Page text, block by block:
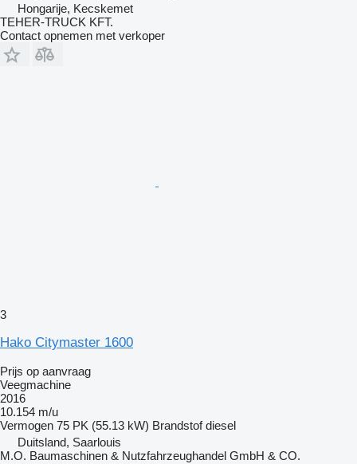
Hongarije, Kecskemet
TEHER-TRUCK KFT.
Contact opnemen met verkoper
3
Hako Citymaster 1600
Prijs op aanvraag
Veegmachine
2016
10.154 m/u
Vermogen 75 PK (55.13 kW) Brandstof diesel
Duitsland, Saarlouis
M.O. Baumaschinen & Nutzfahrzeughandel GmbH & CO.